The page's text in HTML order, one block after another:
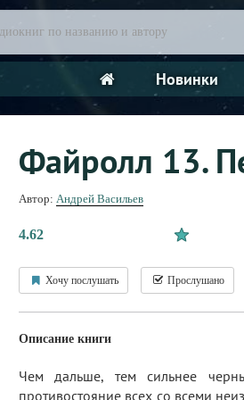
Новинки
Файролл 13.
Автор: Андрей Васильев
4.62
Хочу послушать Прослушано
Описание книги
Чем дальше, тем сильнее
противостояние всех со всеми